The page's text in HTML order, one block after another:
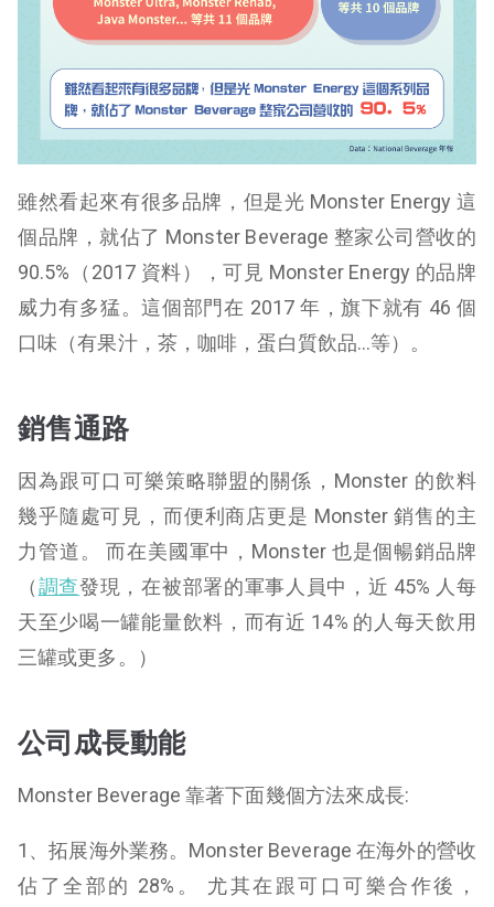
雖然看起來有很多品牌， 但是光 Monster Energy 這
個品牌，就佔了 Monster Beverage 整家公司營收的
90.5%（2017 資料）
，可見 Monster Energy 的品牌
威力有多猛。這個部門在 2017 年，旗下就有 46 個
口味（有果汁，茶，咖啡，蛋白質飲品…等） 。
銷售通路
因為跟可口可樂策略聯盟的關係，Monster 的飲料
幾乎隨處可見， 而便利商店更是 Monster 銷售的主
力管道。 而在美國軍中，Monster 也是個暢銷品牌
（調查發現，在被部署的軍事人員中，近 45% 人每
天至少喝一罐能量飲料，而有近 14% 的人每天飲用
三罐或更多 。）
公司成長動能
Monster Beverage 靠著下面幾個方法來成長:
1、拓展海外業務。Monster Beverage 在海外的營收
佔了全部的 28%。 尤其在跟可口可樂合作後，